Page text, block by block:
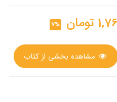
تومان 7%
مشاهده بخشی از کتاب